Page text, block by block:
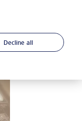
asiatischen
Decline all